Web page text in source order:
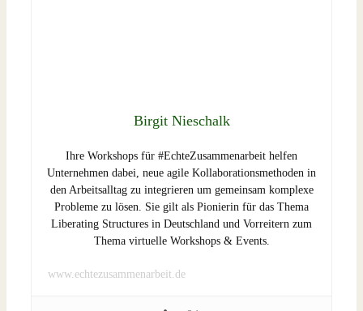
Birgit Nieschalk
Ihre Workshops für #EchteZusammenarbeit helfen
Unternehmen dabei, neue agile Kollaborationsmethoden in
den Arbeitsalltag zu integrieren um gemeinsam komplexe
Probleme zu lösen. Sie gilt als Pionierin für das Thema
Liberating Structures in Deutschland und Vorreitern zum
Thema virtuelle Workshops & Events.
www.echtezusammenarbeit.de